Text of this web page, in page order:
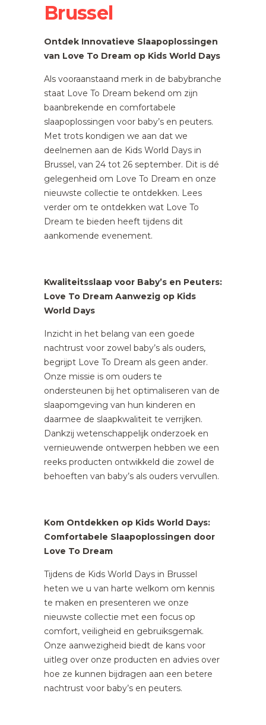
Brussel
Ontdek Innovatieve Slaapoplossingen
van Love To Dream op Kids World Days
Als vooraanstaand merk in de babybranche
staat Love To Dream bekend om zijn
baanbrekende en comfortabele
slaapoplossingen voor baby’s en peuters.
Met trots kondigen we aan dat we
deelnemen aan de Kids World Days in
Brussel, van 24 tot 26 september. Dit is dé
gelegenheid om Love To Dream en onze
nieuwste collectie te ontdekken. Lees
verder om te ontdekken wat Love To
Dream te bieden heeft tijdens dit
aankomende evenement.
Kwaliteitsslaap voor Baby’s en Peuters:
Love To Dream Aanwezig op Kids
World Days
Inzicht in het belang van een goede
nachtrust voor zowel baby’s als ouders,
begrijpt Love To Dream als geen ander.
Onze missie is om ouders te
ondersteunen bij het optimaliseren van de
slaapomgeving van hun kinderen en
daarmee de slaapkwaliteit te verrijken.
Dankzij wetenschappelijk onderzoek en
vernieuwende ontwerpen hebben we een
reeks producten ontwikkeld die zowel de
behoeften van baby’s als ouders vervullen.
Kom Ontdekken op Kids World Days:
Comfortabele Slaapoplossingen door
Love To Dream
Tijdens de Kids World Days in Brussel
heten we u van harte welkom om kennis
te maken en presenteren we onze
nieuwste collectie met een focus op
comfort, veiligheid en gebruiksgemak.
Onze aanwezigheid biedt de kans voor
uitleg over onze producten en advies over
hoe ze kunnen bijdragen aan een betere
nachtrust voor baby’s en peuters.